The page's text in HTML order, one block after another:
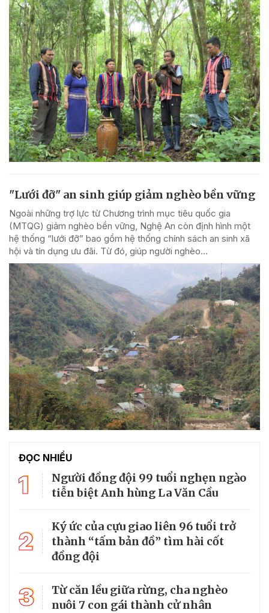
"Lưới đỡ" an sinh giúp giảm nghèo bền vững
Ngoài những trợ lực từ Chương trình mục tiêu quốc gia
(MTQG) giảm nghèo bền vững, Nghệ An còn định hình một
hệ thống “lưới đỡ” bao gồm hệ thống chính sách an sinh xã
hội và tín dụng ưu đãi. Từ đó, giúp người nghèo...
ĐỌC NHIỀU
1
Người đồng đội 99 tuổi nghẹn ngào
tiễn biệt Anh hùng La Văn Cầu
2
Ký ức của cựu giao liên 96 tuổi trở
thành “tấm bản đồ” tìm hài cốt
đồng đội
3
Từ căn lều giữa rừng, cha nghèo
nuôi 7 con gái thành cử nhân